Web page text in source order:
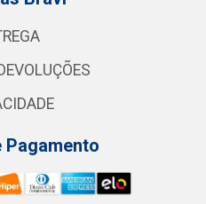
Pagamento